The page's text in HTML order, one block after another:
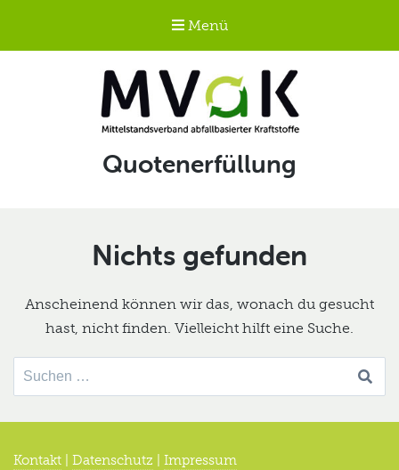
Menü
Mittelstandsverband
abfallbasierter
Schlagwort:
Quotenerfüllung
Nichts gefunden
Anscheinend können wir das, wonach du gesucht
hast, nicht finden. Vielleicht hilft eine Suche.
Suche
nach:
Kontakt Datenschutz Impressum